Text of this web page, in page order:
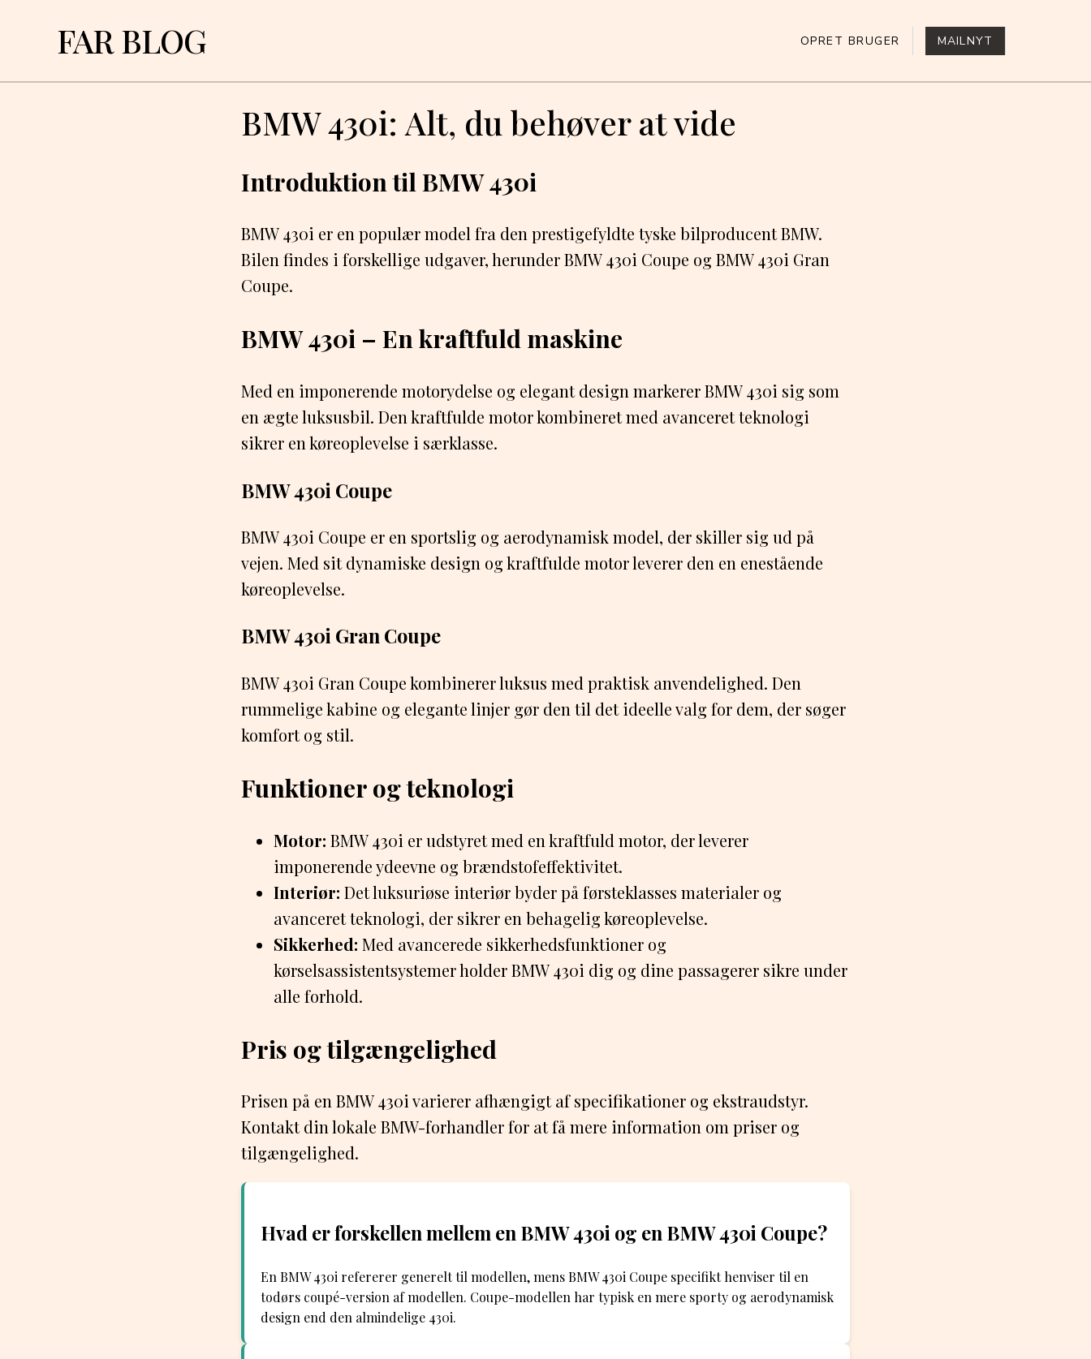
FAR BLOG OPRET BRUGER MAILNYT
BMW 430i: Alt, du behøver at vide
Introduktion til BMW 430i
BMW 430i er en populær model fra den prestigefyldte tyske bilproducent BMW.
Bilen findes i forskellige udgaver, herunder BMW 430i Coupe og BMW 430i Gran
Coupe.
BMW 430i – En kraftfuld maskine
Med en imponerende motorydelse og elegant design markerer BMW 430i sig som
en ægte luksusbil. Den kraftfulde motor kombineret med avanceret teknologi
sikrer en køreoplevelse i særklasse.
BMW 430i Coupe
BMW 430i Coupe er en sportslig og aerodynamisk model, der skiller sig ud på
vejen. Med sit dynamiske design og kraftfulde motor leverer den en enestående
køreoplevelse.
BMW 430i Gran Coupe
BMW 430i Gran Coupe kombinerer luksus med praktisk anvendelighed. Den
rummelige kabine og elegante linjer gør den til det ideelle valg for dem, der søger
komfort og stil.
Funktioner og teknologi
Motor: BMW 430i er udstyret med en kraftfuld motor, der leverer
imponerende ydeevne og brændstofeffektivitet.
Interiør: Det luksuriøse interiør byder på førsteklasses materialer og
avanceret teknologi, der sikrer en behagelig køreoplevelse.
Sikkerhed: Med avancerede sikkerhedsfunktioner og
kørselsassistentsystemer holder BMW 430i dig og dine passagerer sikre under
alle forhold.
Pris og tilgængelighed
Prisen på en BMW 430i varierer afhængigt af specifikationer og ekstraudstyr.
Kontakt din lokale BMW-forhandler for at få mere information om priser og
tilgængelighed.
Hvad er forskellen mellem en BMW 430i og en BMW 430i Coupe?
En BMW 430i refererer generelt til modellen, mens BMW 430i Coupe specifikt henviser til en
todørs coupé-version af modellen. Coupe-modellen har typisk en mere sporty og aerodynamisk
design end den almindelige 430i.